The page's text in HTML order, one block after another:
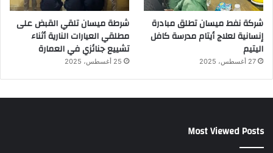
شركة نفط ميسان تطلق مبادرة
إنسانية لعلاج أيتام مدرسة كافل
اليتيم
27 أغسطس، 2025
شرطة ميسان تلقي القبض على
مطلقي العيارات النارية أثناء
تشييع جنائزي في العمارة
25 أغسطس، 2025
Most Viewed Posts